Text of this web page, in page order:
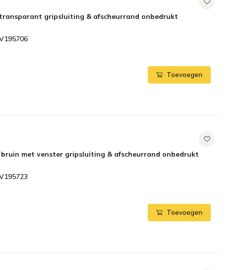
transparant gripsluiting & afscheurrand onbedrukt
Toevoegen
bruin met venster gripsluiting & afscheurrand onbedrukt
Toevoegen